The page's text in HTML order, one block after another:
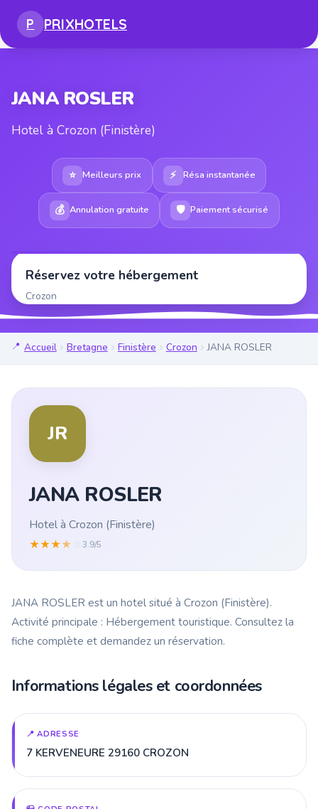
P PRIXHOTELS
JANA ROSLER
Hotel à Crozon (Finistère)
⭐ Meilleurs prix ⚡ Résa instantanée
💰 Annulation gratuite 🛡 Paiement sécurisé
Réservez votre hébergement
Crozon
Accueil Bretagne Finistère Crozon JANA ROSLER
JR
JANA ROSLER
Hotel à Crozon (Finistère)
★★★★ 3.9/5
JANA ROSLER est un hotel situé à Crozon (Finistère).
Activité principale : Hébergement touristique. Consultez la
fiche complète et demandez un réservation.
Informations légales et coordonnées
📍 ADRESSE
7 KERVENEURE 29160 CROZON